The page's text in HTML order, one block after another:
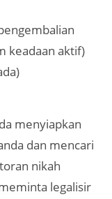
keadaan aktif)
menyiapkan
dan mencari
nikah
legalisir